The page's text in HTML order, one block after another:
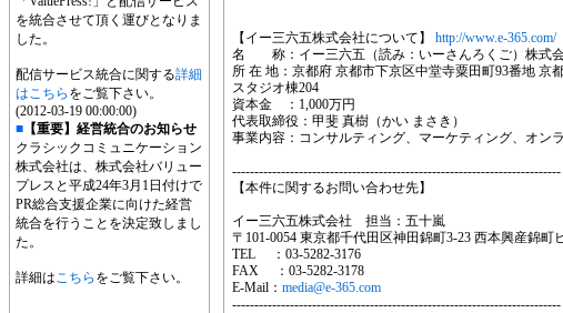
を統合させて頂く運びとなりま
した。
配信サービス統合に関する詳細
はこちら をご覧下さい。
(2012-03-19 00:00:00)
■ 【重要】経営統合のお知らせ
クラシックコミュニケーション
株式会社は、株式会社バリュー
プレスと平成24年3月1日付けで
PR総合支援企業に向けた経営
統合を行うことを決定致しまし
た。
詳細はこちら をご覧下さい。
【イー三六五株式会社について】 http://www.e-365.com/
名 称：イー三六五（読み：いーさんろくご）株式
所 在 地：京都府 京都市下京区中堂寺粟田町93番地 京
スタジオ棟204
資本金 ：1,000万円
代表取締役：甲斐 真樹（かい まさき）
事業内容：コンサルティング、マーケティング、オン
--------------------------------------------------------------------------
【本件に関するお問い合わせ先】
イー三六五株式会社 担当：五十嵐
〒101-0054 東京都千代田区神田錦町3-23 西本興産錦町
TEL ：03-5282-3176
FAX ：03-5282-3178
E-Mail： media@e-365.com
--------------------------------------------------------------------------